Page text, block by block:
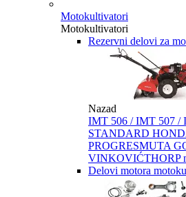
Motokultivatori
Motokultivatori
Rezervni delovi za
Nazad
IMT 506 / IMT 507 /
STANDARD
PROGRESMUTA
VINKOVIĆTHORP
Delovi motora